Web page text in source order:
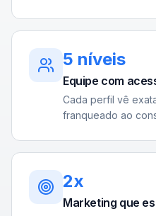
5 níveis
Equipe com
Cada perfil vê
franqueado ao
2x
Marketing que